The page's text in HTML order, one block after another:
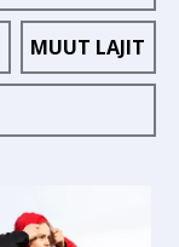
MUUT LAJIT